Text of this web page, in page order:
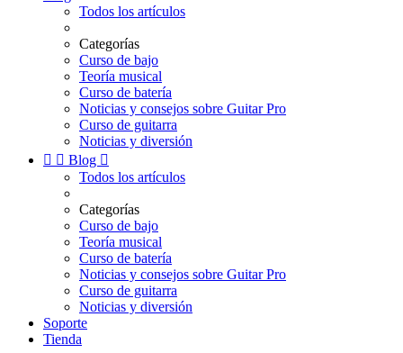
Todos los artículos
Categorías
Curso de bajo
Teoría musical
Curso de batería
Noticias y consejos sobre Guitar Pro
Curso de guitarra
Noticias y diversión
  Blog 
Todos los artículos
Categorías
Curso de bajo
Teoría musical
Curso de batería
Noticias y consejos sobre Guitar Pro
Curso de guitarra
Noticias y diversión
Soporte
Tienda